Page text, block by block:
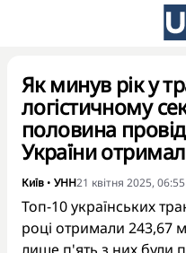
Як минув рік у
логістичному
половина
України
Київ • УНН21 квітня 2025, 06:55
Топ-10 українських
році отримали 243,67